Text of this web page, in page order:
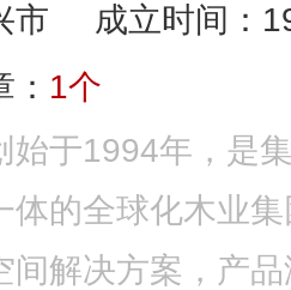
市
成立时间：
1个
始于1994年，是
体的全球化木业
间解决方案，产